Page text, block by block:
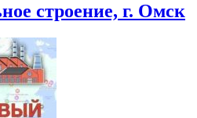
строение, г. Омск